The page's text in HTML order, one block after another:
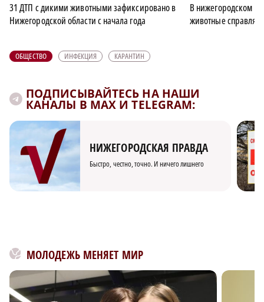
31 ДТП с дикими животными зафиксировано в
Нижегородской области с начала года
В нижегородском
животные
ОБЩЕСТВО ИНФЕКЦИЯ КАРАНТИН
ПОДПИСЫВАЙТЕСЬ НА НАШИ
КАНАЛЫ В MAX И TELEGRAM:
НИЖЕГОРОДСКАЯ ПРАВДА
Быстро, честно, точно. И ничего лишнего
МОЛОДЕЖЬ МЕНЯЕТ МИР